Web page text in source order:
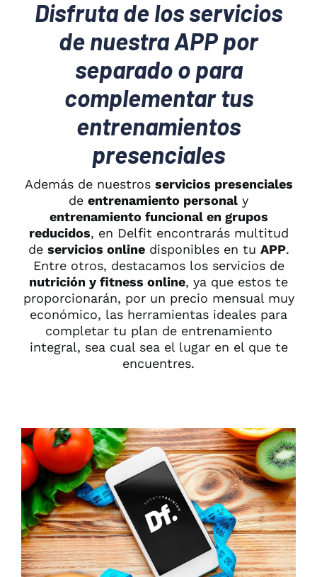
Disfruta de los servicios
de nuestra APP por
separado o para
complementar tus
entrenamientos
presenciales
Además de nuestros servicios presenciales
de entrenamiento personal y
entrenamiento funcional en grupos
reducidos, en Delfit encontrarás multitud
de servicios onlinedisponibles en tu APP.
Entre otros, destacamos los servicios de
nutrición y fitness online, ya que estos te
proporcionarán, por un precio mensual muy
económico, las herramientas ideales para
completar tu plan de entrenamiento
integral, sea cual sea el lugar en el que te
encuentres.